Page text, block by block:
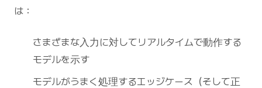
は：
さまざまな入力に対してリアルタイムで動作する
モデルを示す
モデルがうまく処理するエッジケース（そして正